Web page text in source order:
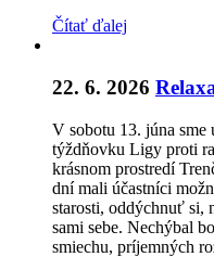
Čítať ďalej
22. 6. 2026
V sobotu 13. júna sme
týždňovku Ligy proti
krásnom prostredí
dní mali účastníci
starosti, oddýchnuť si,
sami sebe. Nechýbal
smiechu, príjemných